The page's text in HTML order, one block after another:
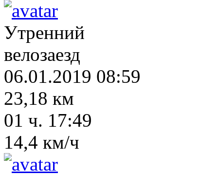
Утренний
велозаезд
06.01.2019 08:59
23,18 км
01 ч. 17:49
14,4 км/ч